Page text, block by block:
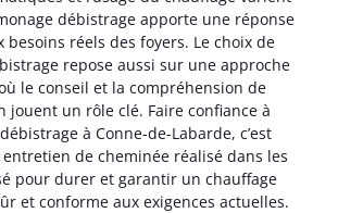
débistrage apporte une réponse
besoins réels des foyers. Le choix de
repose aussi sur une approche
le conseil et la compréhension de
jouent un rôle clé. Faire confiance à
à Conne-de-Labarde, c’est
de cheminée réalisé dans les
pour durer et garantir un chauffage
et conforme aux exigences actuelles.